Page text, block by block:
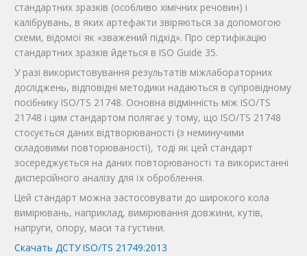
стандартних зразків (особливо хімічних речовин) і
калібрувань, в яких артефакти звіряються за допомогою
схеми, відомої як «зважений підхід». Про сертифікацію
стандартних зразків йдеться в ISO Guide 35.
У разі використовування результатів міжлабораторних
досліджень, відповідні методики надаються в супровідному
посібнику ISO/TS 21748. Основна відмінність між ISO/TS
21748 і цим стандартом полягає у тому, що ISO/TS 21748
стосується даних відтворюваності (з неминучими
складовими повторюваності), тоді як цей стандарт
зосереджується на даних повторюваності та використанні
дисперсійного аналізу для їх оброблення.
Цей стандарт можна застосовувати до широкого кола
вимірювань, наприклад, вимірювання довжини, кутів,
напруги, опору, маси та густини.
Скачать ДСТУ ISO/TS 21749:2013